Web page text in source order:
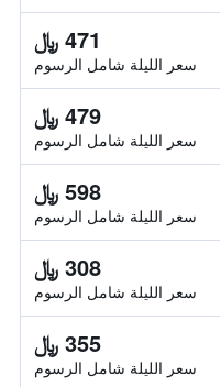
471 ﷼
سعر الليلة شامل الرسوم
479 ﷼
سعر الليلة شامل الرسوم
598 ﷼
سعر الليلة شامل الرسوم
308 ﷼
سعر الليلة شامل الرسوم
355 ﷼
سعر الليلة شامل الرسوم